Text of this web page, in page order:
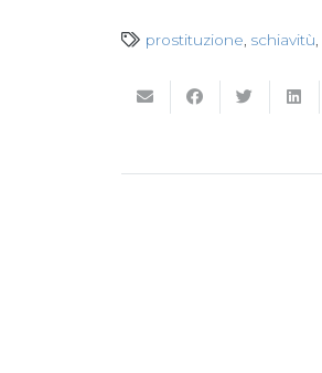
prostituzione schiavitù